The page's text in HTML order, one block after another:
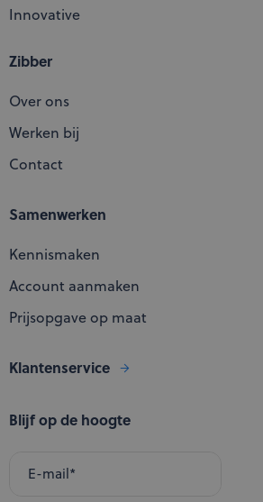
Innovative
Zibber
Over ons
Werken bij
Contact
Samenwerken
Kennismaken
Account aanmaken
Prijsopgave op maat
Klantenservice
Blijf op de hoogte
E-mail*